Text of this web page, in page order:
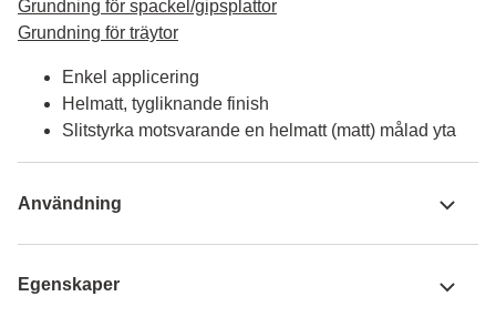
Grundning för spackel/gipsplattor
Grundning för träytor
Enkel applicering
Helmatt, tygliknande finish
Slitstyrka motsvarande en helmatt (matt) målad yta
Användning
Egenskaper